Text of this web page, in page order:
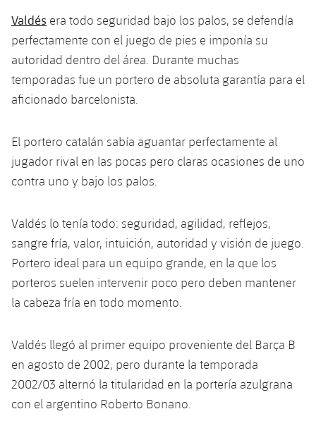
plusicon
más
Instalaciones
Palau Blaugrana
Barça Cafe
Ciutat Esportiva
La Masia
plusicon
más
Servicios
Accesibilidad
Instalaciones
SUB13
SUB12
SUB11 A
SUB10 A
SUB9 A
SUB9 B
SUB8 A
SUB8 B
SUB12 C
SUB11 C
Entradas
Gameday Shows
Resultados
Clasificación
Jugadores
Historia
Palmarés
Barça Atlètic
Junior
Cadete B
Infantil A
Infantil B
Mini
PLUSICON
MÁS
Primer Equipo
plusicon
más
Entradas
Resultados
Clasificaciones
Historia
Palmarés
Actualidad
Calendario
Resultados
Clasificaciones
Jugadores
Base
plusicon
más
Juvenil
Cadete A
Cadete B
Infantil A
Infantil B
Primer equipo
plusicon
más
Actualidad
Calendario
Entradas
Resultados
Clasificaciones
Barça Atlètic
plusicon
más
Calendario
Resultados
Actualidad
Juvenil
Campus Verano
PLUSICON
MÁS
Valdés era todo seguridad bajo los palos, se defendía
perfectamente con el juego de pies e imponía su
autoridad dentro del área. Durante muchas
temporadas fue un portero de absoluta garantía para el
aficionado barcelonista.
El portero catalán sabía aguantar perfectamente al
jugador rival en las pocas pero claras ocasiones de uno
contra uno y bajo los palos.
Valdés lo tenía todo: seguridad, agilidad, reflejos,
sangre fría, valor, intuición, autoridad y visión de juego.
Portero ideal para un equipo grande, en la que los
porteros suelen intervenir poco pero deben mantener
la cabeza fría en todo momento.
Valdés llegó al primer equipo proveniente del Barça B
en agosto de 2002, pero durante la temporada
2002/03 alternó la titularidad en la portería azulgrana
con el argentino Roberto Bonano.